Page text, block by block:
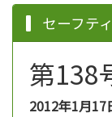
セーフテ
第138
2012年1月17